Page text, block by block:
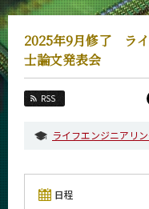
2025年9月修了 ラ
士論文発表会
RSS
ライフエンジニアリ
日程
電気電子系について
About Us
教育
Education
教員・研究室
Faculty and Laboratories
未来
Admissions